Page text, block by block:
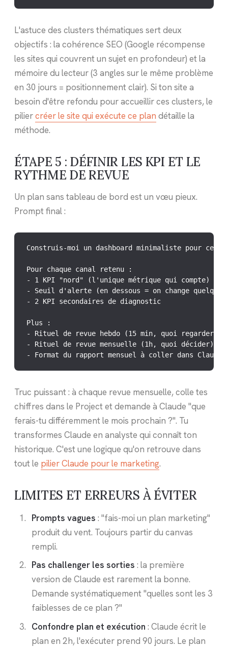
L'astuce des clusters thématiques sert deux
objectifs : la cohérence SEO (Google récompense
les sites qui couvrent un sujet en profondeur) et la
mémoire du lecteur (3 angles sur le même problème
en 30 jours = positionnement clair). Si ton site a
besoin d'être refondu pour accueillir ces clusters, le
piliercréer le site qui exécute ce plan détaille la
méthode.
ÉTAPE 5 : DÉFINIR LES KPI ET LE
RYTHME DE REVUE
Un plan sans tableau de bord est un vœu pieux.
Prompt final :
Construis-moi un dashboard minimaliste pour ce
Pour chaque canal retenu :
- 1 KPI "nord" (l'unique métrique qui compte)
- Seuil d'alerte (en dessous = on change quelque
- 2 KPI secondaires de diagnostic
Plus :
- Rituel de revue hebdo (15 min, quoi regarder)
- Rituel de revue mensuelle (1h, quoi décider)
- Format du rapport mensuel à coller dans Claude
Truc puissant : à chaque revue mensuelle, colle tes
chiffres dans le Project et demande à Claude "que
ferais-tu différemment le mois prochain ?". Tu
transformes Claude en analyste qui connaît ton
historique. C'est une logique qu'on retrouve dans
tout le pilier Claude pour le marketing.
LIMITES ET ERREURS À ÉVITER
Prompts vagues : "fais-moi un plan marketing"
produit du vent. Toujours partir du canvas
rempli.
Pas challenger les sorties : la première
version de Claude est rarement la bonne.
Demande systématiquement "quelles sont les 3
faiblesses de ce plan ?"
Confondre plan et exécution : Claude écrit le
plan en 2h, l'exécuter prend 90 jours. Le plan